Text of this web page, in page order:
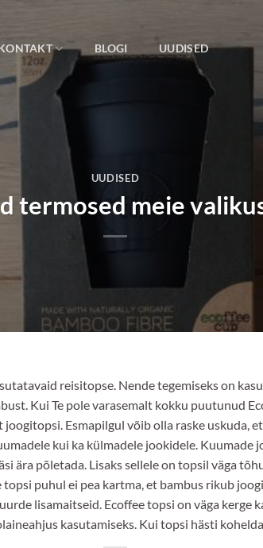
BLOGI UUDISED
UUDISED
termosed meie
reisitopse. Nende tegemiseks on
Kui Te pole varasemalt kokku puutunud
Esmapilgul võib olla raske uskuda,
kui ka külmadele jookidele. Kuumade
ära põletada. Lisaks sellele on topsil väga
topsi puhul ei pea kartma, et bambus rikub
lisamaitseid. Ecoffee topsi on väga kerge
kasutamiseks. Kui topsi hästi